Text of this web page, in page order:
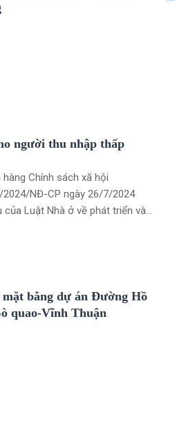
người thu nhập thấp
Chính sách xã hội
2024/NĐ-CP ngày 26/7/2024
Luật Nhà ở về phát triển và
mặt bằng dự án Đường Hồ
quao-Vĩnh Thuận